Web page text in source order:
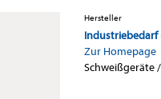
Hersteller
Industriebedarf
Zur Homepage
Schweißgeräte